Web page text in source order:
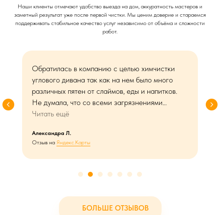
Наши клиенты отмечают удобство выезда на дом, аккуратность мастеров и
заметный результат уже после первой чистки. Мы ценим доверие и стараемся
поддерживать стабильное качество услуг независимо от объёма и сложности
работ.
Обратилась в компанию с целью химчистки
углового дивана так как на нем было много
различных пятен от слаймов, еды и напитков.
Не думала, что со всеми загрязнениями
получится справиться, я была приятно удивлена,
стал свежим и чистым без пятен каким был при
покупке!)) Спасибо мастеру Олегу и компании
за проделанную работу!
Читать ещё
Александра Л.
Отзыв на Яндекс.Карты
БОЛЬШЕ ОТЗЫВОВ